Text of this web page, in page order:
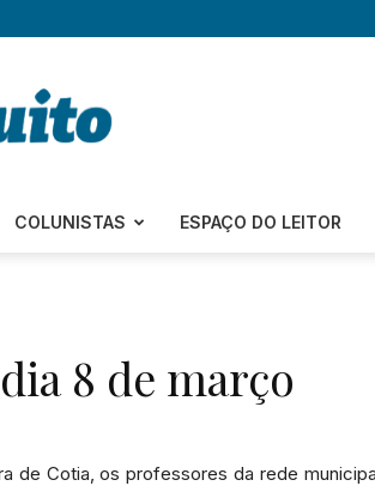
COLUNISTAS ESPAÇO DO LEITOR
8 de março
de Cotia, os professores da rede